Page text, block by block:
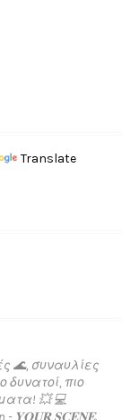
Translate
συναυλίες
δυνατοί, πιο
💥 💻
- 𝐘𝐎𝐔𝐑 𝐒𝐂𝐄𝐍𝐄.